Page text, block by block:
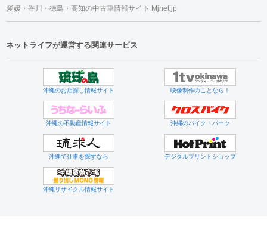
愛媛・香川・徳島・高知の中古車情報サイト Mjnet.jp
ネットライフが運営する関連サービス
沖縄のお店探し情報サイト 映像制作のことなら！
沖縄の不動産情報サイト 沖縄のバイク・パーツ
沖縄で仕事を探すなら デジタルプリントショップ
沖縄リサイクル情報サイト